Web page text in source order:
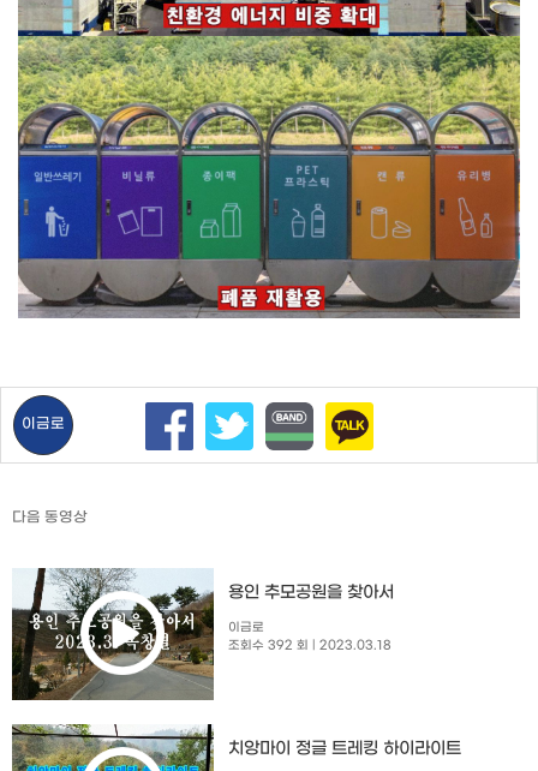
이금로
다음 동영상
용인 추모공원을 찾아서
이금로
조회수 392 회
| 2023.03.18
치앙마이 정글 트레킹 하이라이트